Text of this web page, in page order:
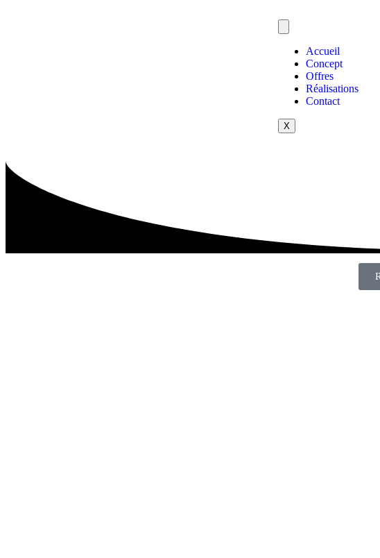
Accueil
Concept
Offres
Réalisations
Contact
X